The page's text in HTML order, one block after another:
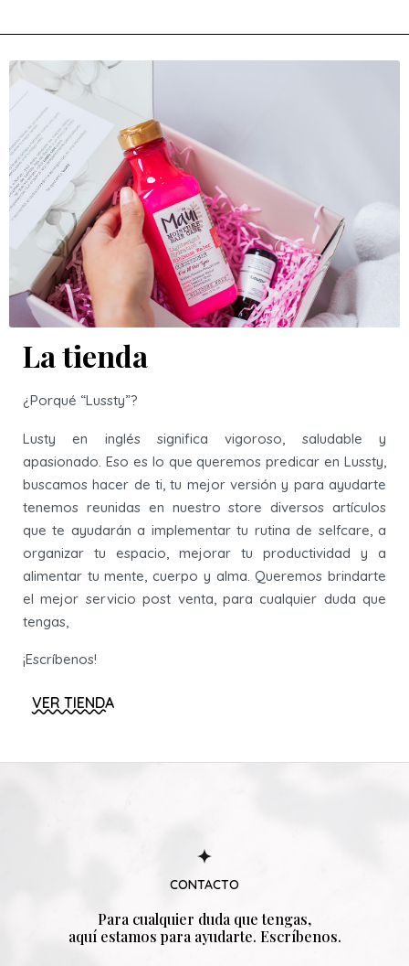
La tienda
¿Porqué “Lussty”?
Lusty en inglés significa vigoroso, saludable y
apasionado. Eso es lo que queremos predicar en Lussty,
buscamos hacer de ti, tu mejor versión y para ayudarte
tenemos reunidas en nuestro store diversos artículos
que te ayudarán a implementar tu rutina de selfcare, a
organizar tu espacio, mejorar tu productividad y a
alimentar tu mente, cuerpo y alma. Queremos brindarte
el mejor servicio post venta, para cualquier duda que
tengas,
¡Escríbenos!
VER TIENDA
CONTACTO
Para cualquier duda que tengas,
aquí estamos para ayudarte. Escríbenos.